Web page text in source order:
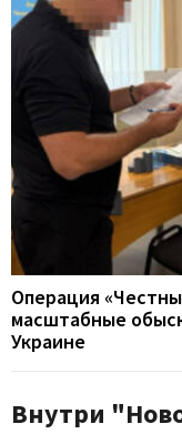
Операция
масштабные
Украине
Внутри